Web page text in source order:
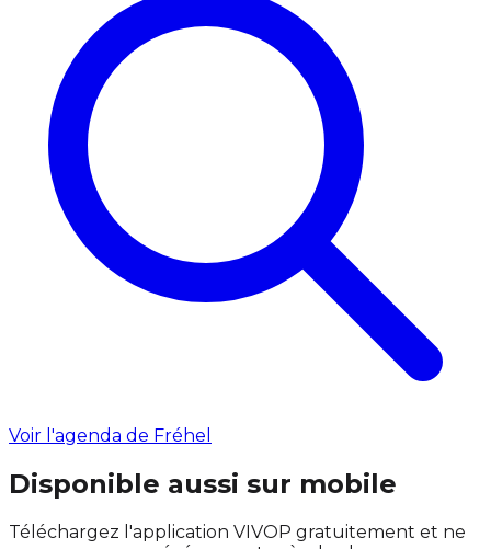
Voir l'agenda de Fréhel
Disponible aussi sur mobile
Téléchargez l'application VIVOP gratuitement et ne